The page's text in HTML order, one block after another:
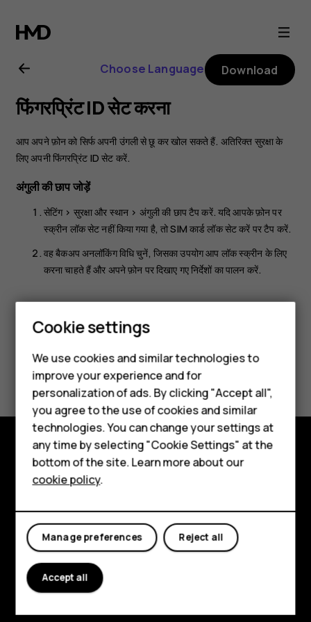
Nokia
8.1
user
guide
Smartphones
Feature phones
Phones for kids
Accessories
HMD Terra M
For business
Tablets
Choose Language Download
फिंगरप्रिंट ID सेट करना
आप अपने फ़ोन को सिर्फ अपनी उंगली से छू कर खोल सकते हैं. अतिरिक्त सुरक्षा के
लिए अपनी फिंगरप्रिंट ID सेट करें.
अंगुली की छाप जोड़ें
सेटिंग> सुरक्षा और स्थान > अंगुली की छापटैप करें. यदि आपके फ़ोन पर
स्क्रीन लॉक सेट नहीं किया गया है, तोSIM कार्ड लॉक सेट करें पर टैप करें.
वह बैकअप अनलॉकिंग विधि चुनें, जिसका उपयोग आप लॉक स्क्रीन के लिए
करना चाहते हैं और अपने फ़ोन पर दिखाए गए निर्देशों का पालन करें.
Did you find this helpful?
Yes No
Explore
Planet and people
Support
FacebookInstagram
Tiktok
Cookie settings
We use cookies and similar technologies to
improve your experience and for
personalization of ads. By clicking "Accept all",
you agree to the use of cookies and similar
technologies. You can change your settings at
any time by selecting "Cookie Settings" at the
bottom of the site. Learn more about our
cookie policy.
Reject all
Manage preferences
Accept all